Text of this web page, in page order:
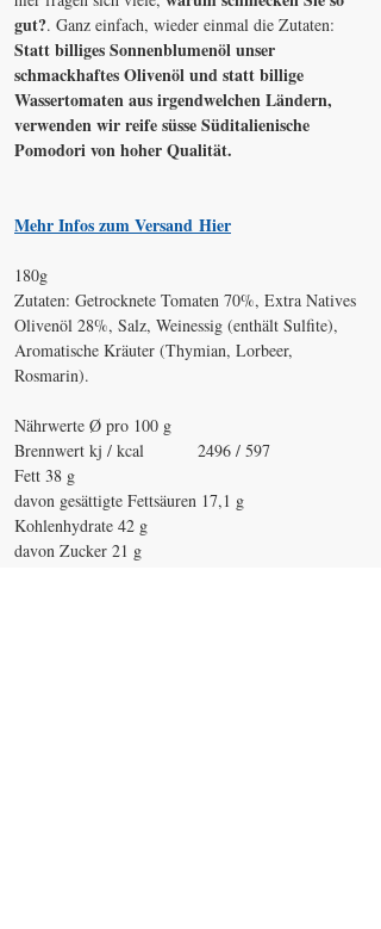
gut?. Ganz einfach, wieder einmal die Zutaten:
Statt billiges Sonnenblumenöl unser
schmackhaftes Olivenöl und statt billige
Wassertomaten aus irgendwelchen Ländern,
verwenden wir reife süsse Süditalienische
Pomodori von hoher Qualität.
Mehr Infos zum Versand Hier
180g
Zutaten: Getrocknete Tomaten 70%, Extra Natives
Olivenöl 28%, Salz, Weinessig (enthält Sulfite),
Aromatische Kräuter (Thymian, Lorbeer,
Rosmarin).
Nährwerte Ø pro 100 g
Brennwert kj / kcal 2496 / 597
Fett 38 g
davon gesättigte Fettsäuren 17,1 g
Kohlenhydrate 42 g
davon Zucker 21 g